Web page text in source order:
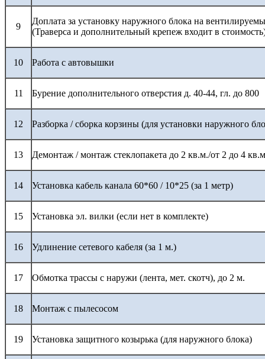
9
Доплата за установку наружного блока на
(Траверса и дополнительный крепеж входит в
10 Работа с автовышки
11 Бурение дополнительного отверстия д. 40-44, гл. до 800
12 Разборка / сборка корзины (для установки наружного
13 Демонтаж / монтаж стеклопакета до 2 кв.м./от 2 до 4
14 Установка кабель канала 60*60 / 10*25 (за 1 метр)
15 Установка эл. вилки (если нет в комплекте)
16 Удлинение сетевого кабеля (за 1 м.)
17 Обмотка трассы с наружи (лента, мет. скотч), до 2 м.
18 Монтаж с пылесосом
19 Установка защитного козырька (для наружного блока)